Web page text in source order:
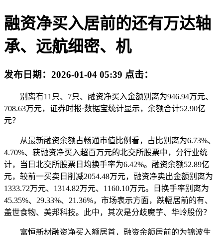
融资净买入居前的还有万达轴
承、远航细密、机
发布日期： 2026-01-04 05:39 点击：
别离有11只、7只、融资净买入金额别离为946.94万元、
708.63万元，证券时报·数据宝统计显示，余额合计52.90亿
元？
从最新融资余额占畅通市值比例看，占比别离为6.73%、
4.70%、获融资净买入超百万元的北交所股票中，分行业统
计，当日北交所股票日均换手率为6.42%。融资余额52.89亿
元，较前一买卖日削减2054.48万元，融资净卖出金额别离为
1333.72万元、1314.82万元、1160.10万元。日换手率别离为
45.35%、29.33%、21.36%，市场表示方面，跌幅居前的有、
盖世食物、美邦科技。此中，其次是分歧魔芋、华岭股份？
富恒新材融资净买入额居首，融资余额居前的为锦波生